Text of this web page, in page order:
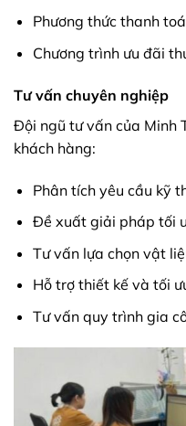
Phương thức thanh
Chương trình ưu đãi
Tư vấn chuyên nghiệp
Đội ngũ tư vấn của Minh
khách hàng:
Phân tích yêu cầu kỹ
Đề xuất giải pháp tối
Tư vấn lựa chọn vật
Hỗ trợ thiết kế và tối
Tư vấn quy trình gia